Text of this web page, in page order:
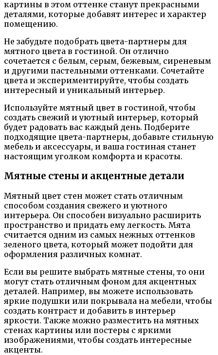
картины в этом оттенке станут прекрасными
деталями, которые добавят интерес и характер
помещению.
Не забудьте подобрать цвета-партнеры для
мятного цвета в гостиной. Он отлично
сочетается с белым, серым, бежевым, сиреневым
и другими пастельными оттенками. Сочетайте
цвета и экспериментируйте, чтобы создать
интересный и уникальный интерьер.
Используйте мятный цвет в гостиной, чтобы
создать свежий и уютный интерьер, который
будет радовать вас каждый день. Подберите
подходящие цвета-партнеры, добавьте стильную
мебель и аксессуары, и ваша гостиная станет
настоящим уголком комфорта и красоты.
Мятные стены и акцентные детали
Мятный цвет стен может стать отличным
способом создания свежего и уютного
интерьера. Он способен визуально расширить
пространство и придать ему легкость. Мята
считается одним из самых нежных оттенков
зеленого цвета, который может подойти для
оформления различных комнат.
Если вы решите выбрать мятные стены, то они
могут стать отличным фоном для акцентных
деталей. Например, вы можете использовать
яркие подушки или покрывала на мебели, чтобы
создать контраст и добавить в интерьер
яркости. Также можно разместить на мятных
стенах картины или постеры с яркими
изображениями, чтобы создать интересные
акценты.